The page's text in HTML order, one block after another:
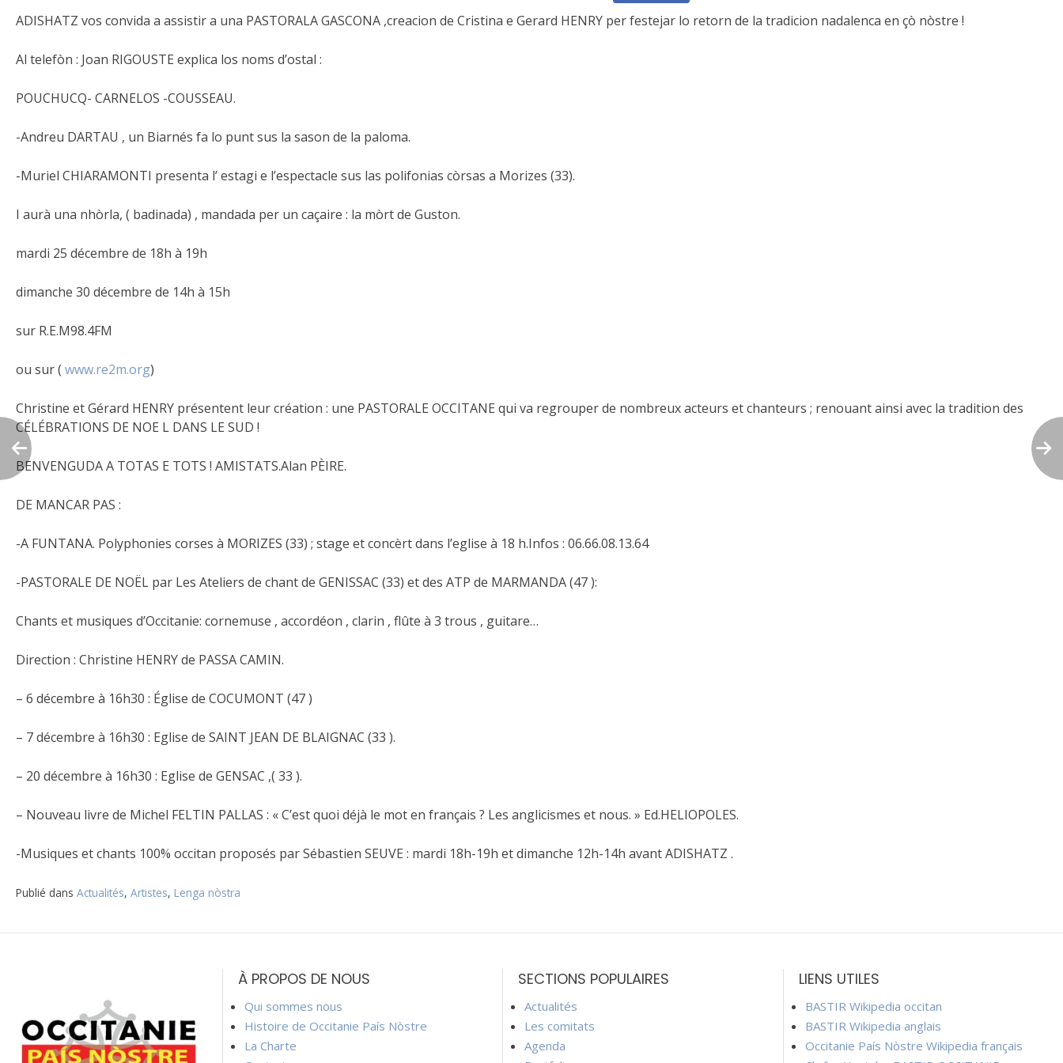
ADISHATZ vos convida a assistir a una PASTORALA GASCONA ,creacion de Cristina e Gerard HENRY per festejar lo retorn de la tradicion nadalenca en çò nòstre !
Al telefòn : Joan RIGOUSTE explica los noms d’ostal :
POUCHUCQ- CARNELOS -COUSSEAU.
-Andreu DARTAU , un Biarnés fa lo punt sus la sason de la paloma.
-Muriel CHIARAMONTI presenta l’ estagi e l’espectacle sus las polifonias còrsas a Morizes (33).
I aurà una nhòrla, ( badinada) , mandada per un caçaire : la mòrt de Guston.
mardi 25 décembre de 18h à 19h
dimanche 30 décembre de 14h à 15h
sur R.E.M98.4FM
ou sur ( www.re2m.org)
Christine et Gérard HENRY présentent leur création : une PASTORALE OCCITANE qui va regrouper de nombreux acteurs et chanteurs ; renouant ainsi avec la tradition des
CÉLÉBRATIONS DE NOE L DANS LE SUD !
BENVENGUDA A TOTAS E TOTS ! AMISTATS.Alan PÈIRE.
DE MANCAR PAS :
-A FUNTANA. Polyphonies corses à MORIZES (33) ; stage et concèrt dans l’eglise à 18 h.Infos : 06.66.08.13.64
-PASTORALE DE NOËL par Les Ateliers de chant de GENISSAC (33) et des ATP de MARMANDA (47 ):
Chants et musiques d’Occitanie: cornemuse , accordéon , clarin , flûte à 3 trous , guitare…
Direction : Christine HENRY de PASSA CAMIN.
– 6 décembre à 16h30 : Église de COCUMONT (47 )
– 7 décembre à 16h30 : Eglise de SAINT JEAN DE BLAIGNAC (33 ).
– 20 décembre à 16h30 : Eglise de GENSAC ,( 33 ).
– Nouveau livre de Michel FELTIN PALLAS : « C’est quoi déjà le mot en français ? Les anglicismes et nous. » Ed.HELIOPOLES.
-Musiques et chants 100% occitan proposés par Sébastien SEUVE : mardi 18h-19h et dimanche 12h-14h avant ADISHATZ .
Publié dans Actualités, Artistes, Lenga nòstra
l’article
À PROPOS DE NOUS
Qui sommes nous
Histoire de Occitanie País Nòstre
La Charte
SECTIONS POPULAIRES
Actualités
Les comitats
Agenda
LIENS UTILES
BASTIR Wikipedia occitan
BASTIR Wikipedia anglais
Occitanie País Nòstre Wikipedia français